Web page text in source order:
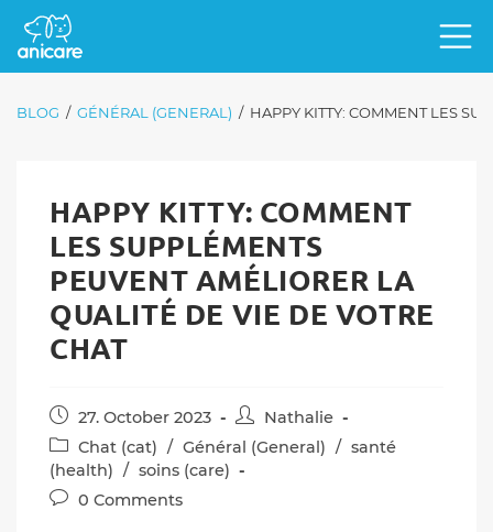
BLOG / GÉNÉRAL (GENERAL) / HAPPY KITTY: COMMENT LES
HAPPY KITTY: COMMENT
LES SUPPLÉMENTS
PEUVENT AMÉLIORER LA
QUALITÉ DE VIE DE VOTRE
CHAT
Post
published:
27. October 2023
Post
author:
Nathalie
Post
category:
Chat (cat) / Général (General) / santé
(health) / soins (care)
Post0 Comments